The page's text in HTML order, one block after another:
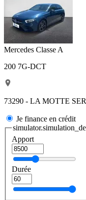
Mercedes Classe A
200 7G-DCT
73290 - LA MOTTE
Je finance en crédit
Apport
Durée